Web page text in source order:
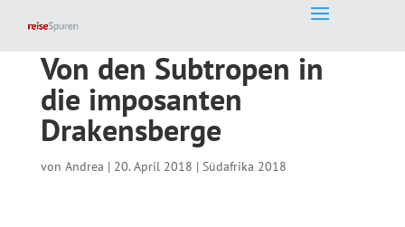
Von den Subtropen in
die imposanten
Drakensberge
von Andrea | 20. April 2018 | Südafrika 2018